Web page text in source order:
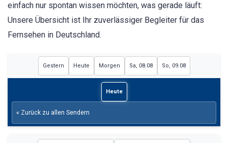
einfach nur spontan wissen möchten, was gerade läuft:
Unsere Übersicht ist Ihr zuverlässiger Begleiter für das
Fernsehen in Deutschland.
Gestern Heute Morgen Sa, 08.08 So, 09.08
Heute
« Zurück zu allen Sendern